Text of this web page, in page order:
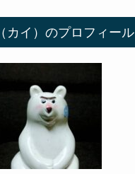
カイ）のプロフィール